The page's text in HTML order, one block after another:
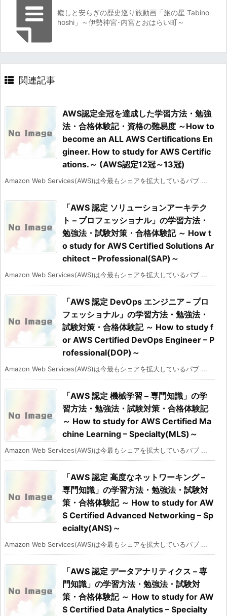
癒しと安らぎの歴史巡り旅動画「旅の星 Tabino
hoshi」～伊勢神宮･内宮とおはらい町～
関連記事
AWS認定全冠を達成した学習方法・勉強
法・合格体験記・資格の難易度 ～How to
become an ALL AWS Certifications En
gineer. How to study for AWS Certific
ations.～ (AWS認定12冠～13冠)
Amazon Web Services(AWS)は今最もシェアを拡大しているパブ ...
「AWS 認定 ソリューションアーキテク
ト – プロフェッショナル」の学習方法・
勉強法・試験対策・合格体験記 ～ How t
o study for AWS Certified Solutions Ar
chitect – Professional(SAP)～
Amazon Web Services(AWS)は今最もシェアを拡大しているパブ ...
「AWS 認定 DevOps エンジニア – プロ
フェッショナル」の学習方法・勉強法・
試験対策・合格体験記 ～ How to study f
or AWS Certified DevOps Engineer – P
rofessional(DOP)～
Amazon Web Services(AWS)は今最もシェアを拡大しているパブ ...
「AWS 認定 機械学習 – 専門知識」の学
習方法・勉強法・試験対策・合格体験記
～ How to study for AWS Certified Ma
chine Learning – Specialty(MLS)～
Amazon Web Services(AWS)は今最もシェアを拡大しているパブ ...
「AWS 認定 高度なネットワーキング –
専門知識」の学習方法・勉強法・試験対
策・合格体験記 ～ How to study for AW
S Certified Advanced Networking – Sp
ecialty(ANS)～
Amazon Web Services(AWS)は今最もシェアを拡大しているパブ ...
「AWS 認定 データアナリティクス – 専
門知識」の学習方法・勉強法・試験対
策・合格体験記 ～ How to study for AW
S Certified Data Analytics – Specialty